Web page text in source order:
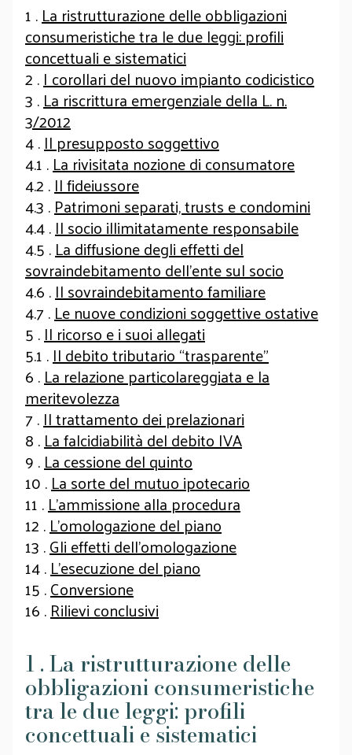
1 .La ristrutturazione delle obbligazioni
consumeristiche tra le due leggi: profili
concettuali e sistematici
2 .I corollari del nuovo impianto codicistico
3 .La riscrittura emergenziale della L. n.
3/2012
4 .Il presupposto soggettivo
4.1 .La rivisitata nozione di consumatore
4.2 .Il fideiussore
4.3 .Patrimoni separati, trusts e condomini
4.4 .Il socio illimitatamente responsabile
4.5 .La diffusione degli effetti del
sovraindebitamento dell’ente sul socio
4.6 .Il sovraindebitamento familiare
4.7 .Le nuove condizioni soggettive ostative
5 .Il ricorso e i suoi allegati
5.1 .Il debito tributario “trasparente”
6 .La relazione particolareggiata e la
meritevolezza
7 .Il trattamento dei prelazionari
8 .La falcidiabilità del debito IVA
9 .La cessione del quinto
10 .La sorte del mutuo ipotecario
11 .L’ammissione alla procedura
12 .L’omologazione del piano
13 .Gli effetti dell’omologazione
14 .L’esecuzione del piano
15 .Conversione
16 .Rilievi conclusivi
1 . La ristrutturazione delle
obbligazioni consumeristiche
tra le due leggi: profili
concettuali e sistematici